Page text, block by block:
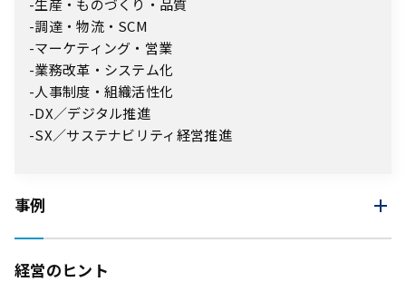
生産・ものづくり・品質
調達・物流・SCM
マーケティング・営業
業務改革・システム化
人事制度・組織活性化
DX／デジタル推進
SX／サステナビリティ経営推進
事例
経営のヒント